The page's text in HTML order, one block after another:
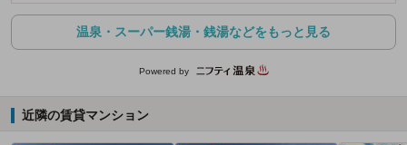
温泉・スーパー銭湯・銭湯などをもっと見る
Powered by
近隣の賃貸マンション